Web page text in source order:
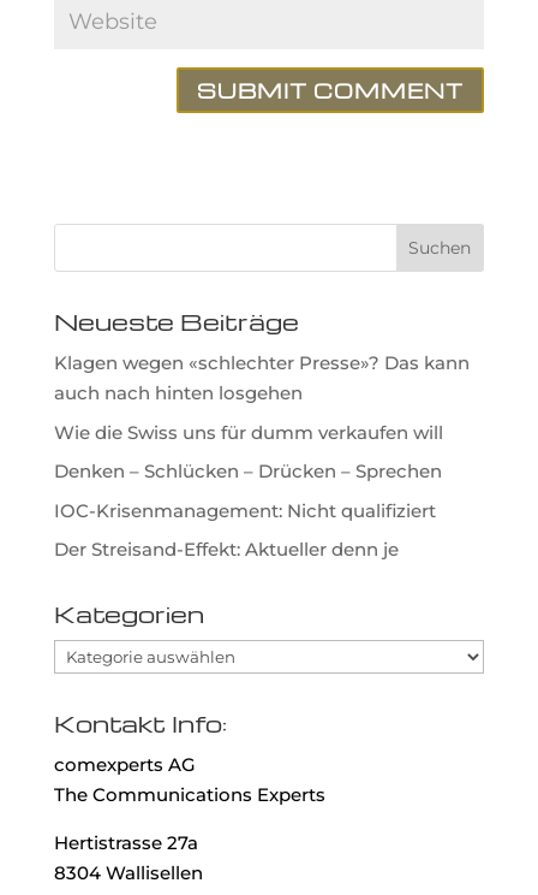
Neueste Beiträge
Klagen wegen «schlechter Presse»? Das kann
auch nach hinten losgehen
Wie die Swiss uns für dumm verkaufen will
Denken – Schlücken – Drücken – Sprechen
IOC-Krisenmanagement: Nicht qualifiziert
Der Streisand-Effekt: Aktueller denn je
Kategorien
Kategorien
Kontakt Info:
comexperts AG
The Communications Experts
Hertistrasse 27a
8304 Wallisellen